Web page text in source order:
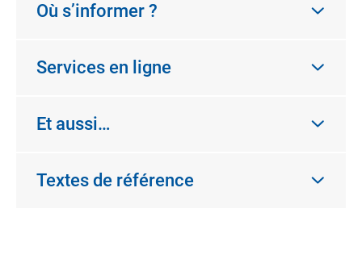
Où s’informer ?
Services en ligne
Et aussi…
Textes de référence